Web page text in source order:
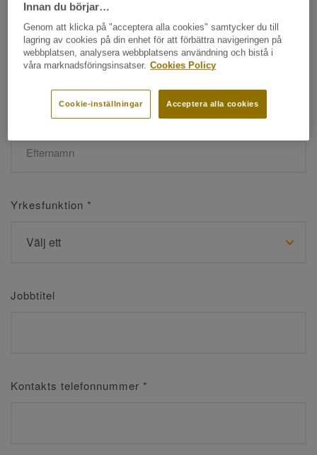
Namn*
Efternamn*
Yrkesfunktion *
Jobbtitel
Kontakts telefonnummer *
Innan du börjar…
Genom att klicka på "acceptera alla cookies" samtycker du till
lagring av cookies på din enhet för att förbättra navigeringen på
webbplatsen, analysera webbplatsens användning och bistå i
våra marknadsföringsinsatser. Cookies Policy
Acceptera alla cookies
Cookie-inställningar